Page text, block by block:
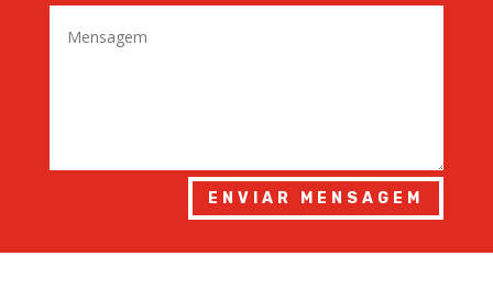
ENVIAR MENSAGEM